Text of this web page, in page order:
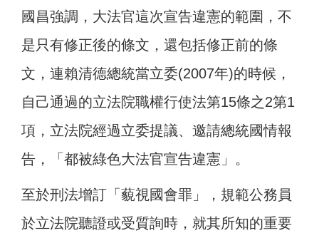
國昌強調，大法官這次宣告違憲的範圍，不
是只有修正後的條文，還包括修正前的條
文，連賴清德總統當立委(2007年)的時候，
自己通過的立法院職權行使法第15條之2第1
項，立法院經過立委提議、邀請總統國情報
告，「都被綠色大法官宣告違憲」。
至於刑法增訂「藐視國會罪」，規範公務員
於立法院聽證或受質詢時，就其所知的重要